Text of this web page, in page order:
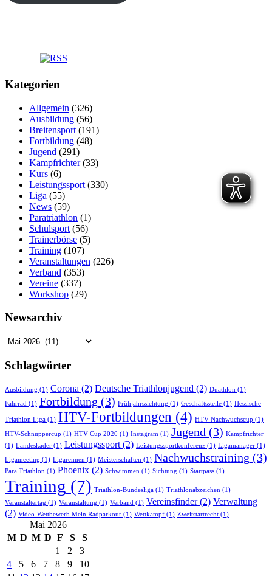
Kategorien
Allgemein (326)
Ausbildung (56)
Breitensport (191)
Fortbildung (48)
Jugend (291)
Kampfrichter(33)
Kurs (6)
Leistungssport (330)
Liga (55)
News (59)
Paratriathlon (1)
Schulsport (56)
Trainerbörse (5)
Training (107)
Veranstaltungen (226)
Verband (353)
Vereine (337)
Workshop (29)
Newsarchiv
Newsarchiv
Schlagwörter
Ausbildung (1) Corona (2) Deutsche Triathlonjugend (2) Duathlon (1)
Fahrrad (1) Fortbildung (3) Frühjahrssichtung (1) Geschäftsstelle (1) Hessische
Triathlon Liga (1) HTV-Fortbildungen (4) HTV-Nachwuchscup (1)
HTV-Schnuppercup (1) HTV Cup 2020 (1) Instagram (1) Jugend (3) Kampfrichter
(1) Landeskader (1) Leistungssport(2) Leistungssportkonferenz (1) Ligamanager (1)
Ligameeting (1) Ligarennen (1) Meisterschaften (1) Nachwuchstraining (3)
Para Triathlon (1) Phoenix (2) Schwimmen (1) Sichtung (1) Startpass (1)
Training (7) Triathlon-Bundesliga (1) Triathlonabzeichen (1)
Veranstaltertag (1) Veranstaltung (1) Verband (1) Vereinsfinder(2) Verwaltung
(2) Video-Wettbewerb Mein Radparkour (1) Wettkampf (1) Zweitstartrecht (1)
Mai 2026
M D M D F S
S
1
2
3
4
5 6 7 8 9
10